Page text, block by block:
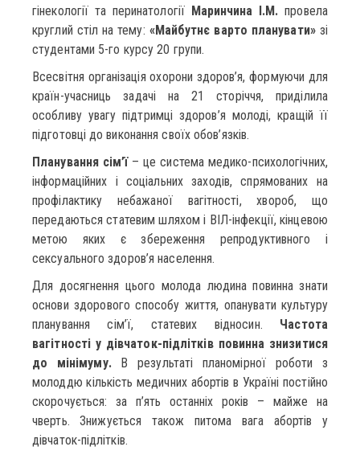
гінекології та перинатології Маринчина І.М. провела
круглий стіл на тему: «Майбутнє варто планувати»зі
студентами 5-го курсу 20 групи.
Всесвітня організація охорони здоров’я, формуючи для
країн-учасниць задачі на 21 сторіччя, приділила
особливу увагу підтримці здоров’я молоді, кращій її
підготовці до виконання своїх обов’язків.
Планування сім’ї– це система медико-психологічних,
інформаційних і соціальних заходів, спрямованих на
профілактику небажаної вагітності, хвороб, що
передаються статевим шляхом і ВІЛ-інфекції, кінцевою
метою яких є збереження репродуктивного і
сексуального здоров’я населення.
Для досягнення цього молода людина повинна знати
основи здорового способу життя, опанувати культуру
планування сім’ї, статевих відносин. Частота
вагітності у дівчаток-підлітків повинна знизитися
до мінімуму.В результаті планомірної роботи з
молоддю кількість медичних абортів в Україні постійно
скорочується: за п’ять останніх років – майже на
чверть. Знижується також питома вага абортів у
дівчаток-підлітків.